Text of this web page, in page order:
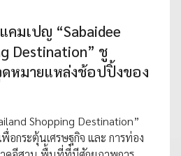
มเปญ “Sabaidee
Destination” ชู
ดหมายแหล่งช้อปปิ้งของ
Shopping Destination”
อกระตุ้นเศรษฐกิจ และ การท่อง